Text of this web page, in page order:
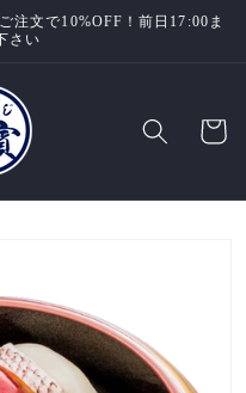
注文で10%OFF！前日17:00ま
さい
ー